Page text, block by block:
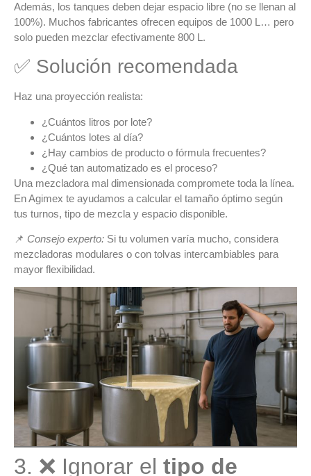
Además, los tanques deben dejar espacio libre (no se llenan al
100%). Muchos fabricantes ofrecen equipos de 1000 L… pero
solo pueden mezclar efectivamente 800 L .
✅ Solución recomendada
Haz una proyección realista:
¿Cuántos litros por lote?
¿Cuántos lotes al día?
¿Hay cambios de producto o fórmula frecuentes?
¿Qué tan automatizado es el proceso?
Una mezcladora mal dimensionada compromete toda la línea.
En Agimex te ayudamos a calcular el tamaño óptimo según
tus turnos, tipo de mezcla y espacio disponible.
📌 Consejo experto: Si tu volumen varía mucho, considera
mezcladoras modulares o con tolvas intercambiables para
mayor flexibilidad.
3. ❌ Ignorar el tipo de